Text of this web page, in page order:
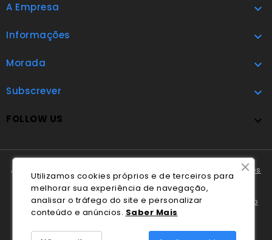
A Empresa 
Informações 
Morada 
Subscrever 
FOLLOW US 
A Cláudio Marques tem disponível o
Livro de Reclamações
Online.
Em caso de litígio o consumidor pode recorrer ao
Centro
Nacional de Informação e Arbitragem de Conflitos de
Consumo de Coimbra.
Utilizamos cookies próprios e de terceiros para
melhorar sua experiência de navegação,
analisar o tráfego do site e personalizar
conteúdo e anúncios. Saber Mais